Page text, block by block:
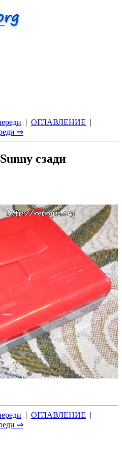
| ОГЛАВЛЕНИЕ |
⇒
сзади
| ОГЛАВЛЕНИЕ |
⇒